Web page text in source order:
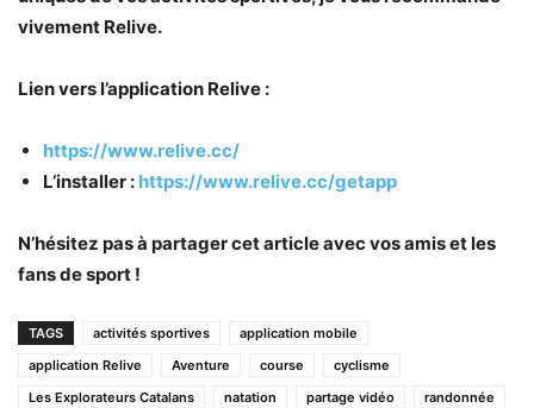
vivement Relive.
Lien vers l’application Relive :
https://www.relive.cc/
L’installer : https://www.relive.cc/getapp
N’hésitez pas à partager cet article avec vos amis et les
fans de sport !
TAGS activités sportives
application mobile
application Relive
Aventure course
cyclisme
Les Explorateurs Catalans
natation partage vidéo
randonnée